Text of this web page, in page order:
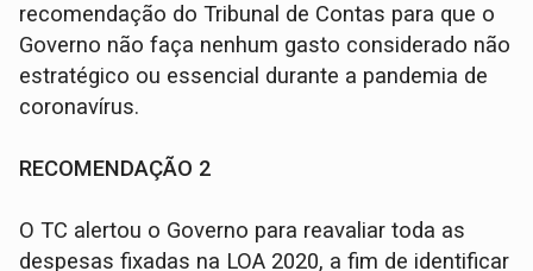
recomendação do Tribunal de Contas para que o
Governo não faça nenhum gasto considerado não
estratégico ou essencial durante a pandemia de
coronavírus.
RECOMENDAÇÃO 2
O TC alertou o Governo para reavaliar toda as
despesas fixadas na LOA 2020, a fim de identificar